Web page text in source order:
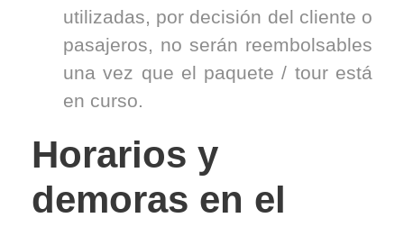
utilizadas, por decisión del cliente o
pasajeros, no serán reembolsables
una vez que el paquete / tour está
en curso.
Horarios y
demoras en el